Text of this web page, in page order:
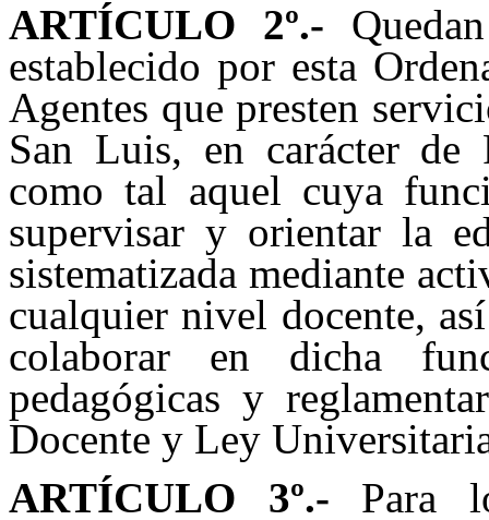
ARTÍCULO 2º.-
establecido por esta
Agentes que presten
San Luis, en carácter de
como tal aquel cuya
supervisar y orientar la
sistematizada mediante
cualquier nivel docente,
colaborar en dicha
pedagógicas y
Docente y Ley
ARTÍCULO 3º.- Para